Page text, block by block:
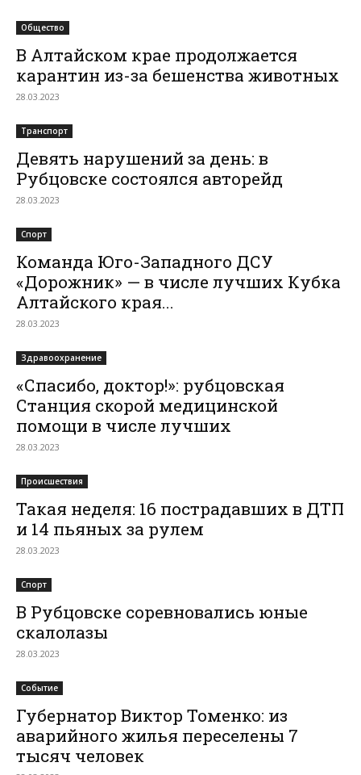
Общество
В Алтайском крае продолжается
карантин из-за бешенства животных
28.03.2023
Транспорт
Девять нарушений за день: в
Рубцовске состоялся авторейд
28.03.2023
Спорт
Команда Юго-Западного ДСУ
«Дорожник» — в числе лучших Кубка
Алтайского края...
28.03.2023
Здравоохранение
«Спасибо, доктор!»: рубцовская
Станция скорой медицинской
помощи в числе лучших
28.03.2023
Происшествия
Такая неделя: 16 пострадавших в ДТП
и 14 пьяных за рулем
28.03.2023
Спорт
В Рубцовске соревновались юные
скалолазы
28.03.2023
Событие
Губернатор Виктор Томенко: из
аварийного жилья переселены 7
тысяч человек